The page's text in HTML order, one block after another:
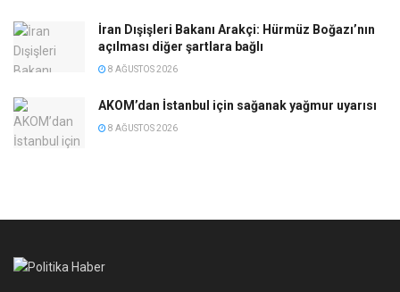
İran Dışişleri Bakanı Arakçi: Hürmüz Boğazı’nın
açılması diğer şartlara bağlı
8 AĞUSTOS 2026
AKOM’dan İstanbul için sağanak yağmur uyarısı
8 AĞUSTOS 2026